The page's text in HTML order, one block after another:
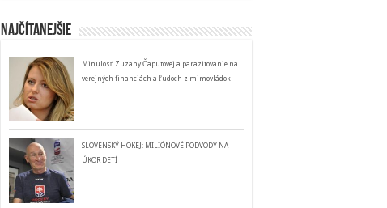
Najčítanejšie
Minulosť Zuzany Čaputovej a parazitovanie na
verejných financiách a ľudoch z mimovládok
SLOVENSKÝ HOKEJ: MILIÓNOVÉ PODVODY NA
ÚKOR DETÍ